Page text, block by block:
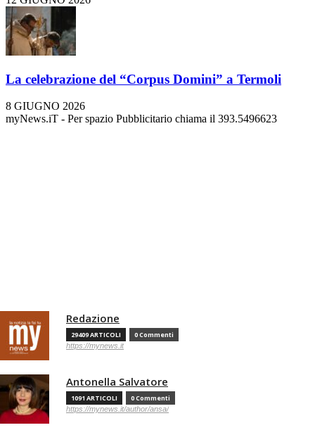
La celebrazione del “Corpus Domini” a Termoli
8 GIUGNO 2026
myNews.iT - Per spazio Pubblicitario chiama il 393.5496623
Redazione
29409 ARTICOLI 0 Commenti
https://mynews.it
Antonella Salvatore
1091 ARTICOLI 0 Commenti
https://mynews.it/author/ansa/